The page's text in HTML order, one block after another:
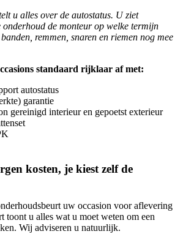
u alles over de autostatus. U ziet
de monteur op welke termijn
remmen, snaren en riemen nog mee
standaard rijklaar af met:
autostatus
garantie
gereinigd interieur en gepoetst exterieur
kosten, je kiest zelf de
uw occasion voor aflevering
toont u alles wat u moet weten om een
Wij adviseren u natuurlijk.